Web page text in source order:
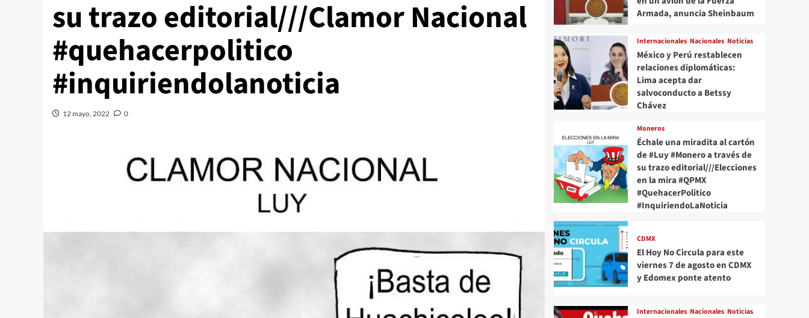
su trazo editorial///Clamor Nacional
#quehacerpolitico
#inquiriendolanoticia
12 mayo, 2022 0
Armada, anuncia Sheinbaum
Internacionales Nacionales Noticias
México y Perú restablecen
relaciones diplomáticas:
Lima acepta dar
salvoconducto a Betssy
Chávez
Moneros
Échale una miradita al cartón
de #Luy #Monero a través de
su trazo editorial///Elecciones
en la mira #QPMX
#QuehacerPolitico
#InquiriendoLaNoticia
CDMX
El Hoy No Circula para este
viernes 7 de agosto en CDMX
y Edomex ponte atento
Internacionales Nacionales Noticias